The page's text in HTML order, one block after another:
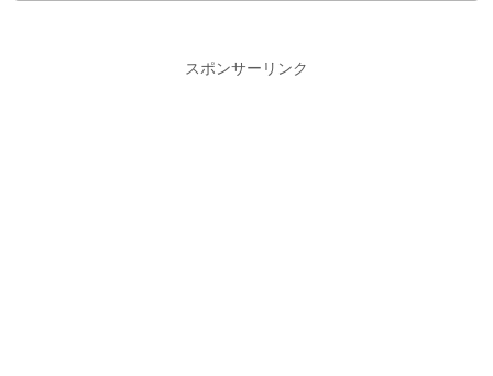
スポンサーリンク